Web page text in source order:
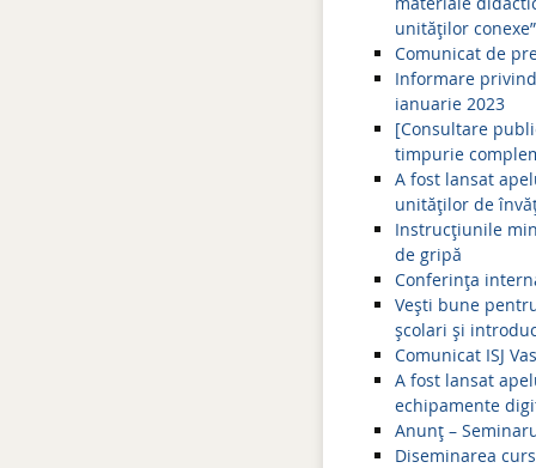
unităților conexe”
Comunicat de
Informare
ianuarie 2023
[Consultare
timpurie
A fost lansat
unităților de
Instrucțiunile
de gripă
Conferința
Vești bune
școlari și
Comunicat ISJ
A fost lansat
echipamente
Anunț –
Diseminarea